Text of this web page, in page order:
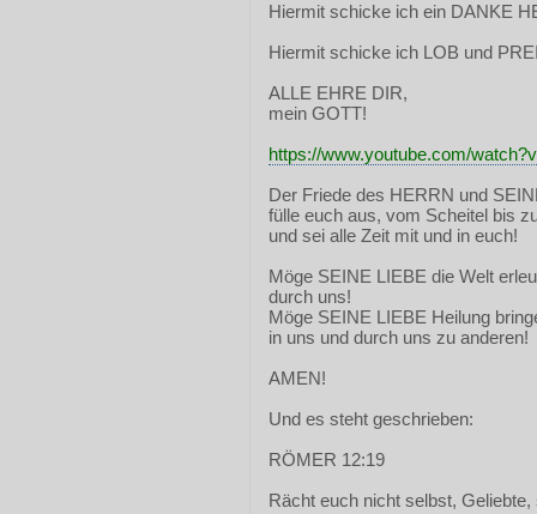
Hiermit schicke ich ein DANKE
Hiermit schicke ich LOB und
ALLE EHRE DIR,
mein GOTT!
https://www.youtube.com/
Der Friede des HERRN und
fülle euch aus, vom Scheitel bis
und sei alle Zeit mit und in euch!
Möge SEINE LIEBE die Welt
durch uns!
Möge SEINE LIEBE Heilung
in uns und durch uns zu anderen!
AMEN!
Und es steht geschrieben:
RÖMER 12:19
Rächt euch nicht selbst,